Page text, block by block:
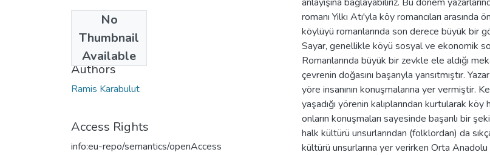
No
Thumbnail
Available
2017
Authors
Ramis Karabulut
Access Rights
info:eu-repo/semantics/openAccess
romanı Yılkı Atı'yla köy romancıları
köylüyü romanlarında son derece büyük bir
Sayar, genellikle köyü sosyal ve ekonomik
Romanlarında büyük bir zevkle ele aldığı
çevrenin doğasını başarıyla yansıtmıştır.
yöre insanının konuşmalarına yer vermiştir.
yaşadığı yörenin kalıplarından kurtularak köy
onların konuşmaları sayesinde başarılı bir
halk kültürü unsurlarından (folklordan) da
kültürü unsurlarına yer verirken Orta Anadolu